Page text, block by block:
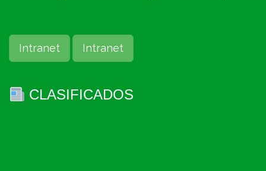
Intranet Intranet
CLASIFICADOS